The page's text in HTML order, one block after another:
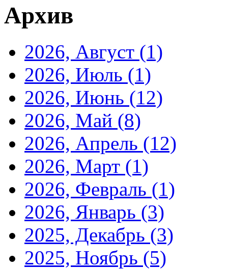
Архив
2026, Август (1)
2026, Июль (1)
2026, Июнь (12)
2026, Май (8)
2026, Апрель (12)
2026, Март (1)
2026, Февраль (1)
2026, Январь (3)
2025, Декабрь (3)
2025, Ноябрь (5)